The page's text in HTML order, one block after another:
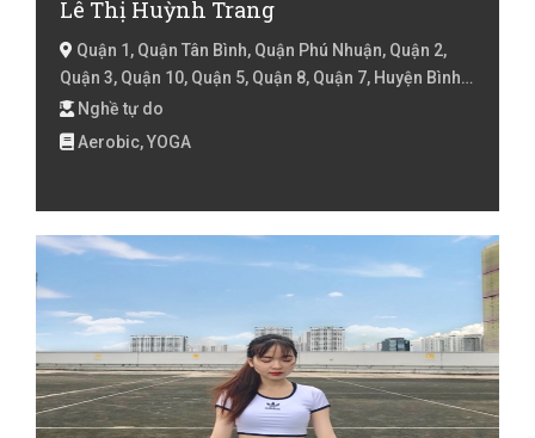
Lê Thị Huỳnh Trang
Quận 1, Quận Tân Bình, Quận Phú Nhuận, Quận 2,
Quận 3, Quận 10, Quận 5, Quận 8, Quận 7, Huyện Bình
Chánh, Huyện Nhà Bè, Hồ Chí Minh
Nghề tự do
Aerobic, YOGA